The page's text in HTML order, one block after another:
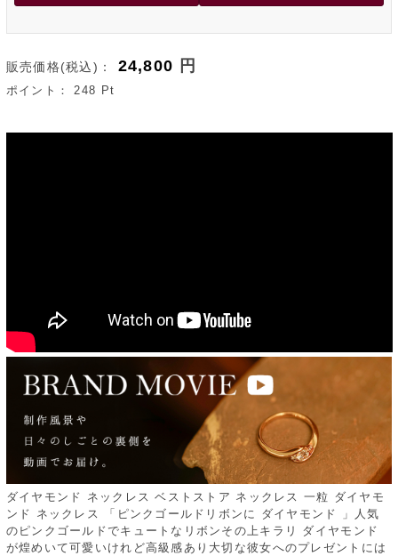
販売価格(税込)： 24,800 円
ポイント：248 Pt
ダイヤモンド ネックレス ベストストア ネックレス 一粒 ダイヤモ
ンド ネックレス 「ピンクゴールドリボンに ダイヤモンド 」人気
のピンクゴールドでキュートなリボンその上キラリ ダイヤモンド
が煌めいて可愛いけれど高級感あり大切な彼女へのプレゼントには